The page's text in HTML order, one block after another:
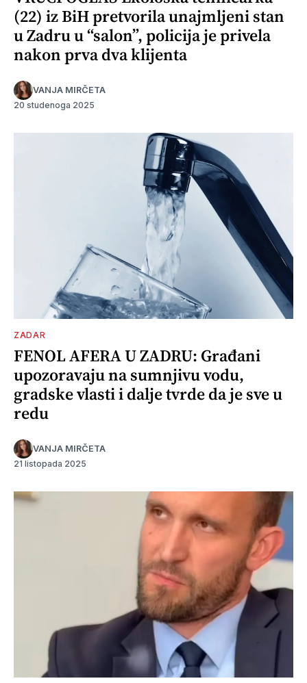
(22) iz BiH pretvorila unajmljeni stan
u Zadru u “salon”, policija je privela
nakon prva dva klijenta
VANJA MIRČETA
20 studenoga 2025
ZADAR
FENOL AFERA U ZADRU: Građani
upozoravaju na sumnjivu vodu,
gradske vlasti i dalje tvrde da je sve u
redu
VANJA MIRČETA
21 listopada 2025